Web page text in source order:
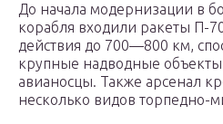
До начала модернизации в
корабля входили ракеты П-
действия до 700—800 км,
крупные надводные
авианосцы. Также арсенал
несколько видов торпедно-